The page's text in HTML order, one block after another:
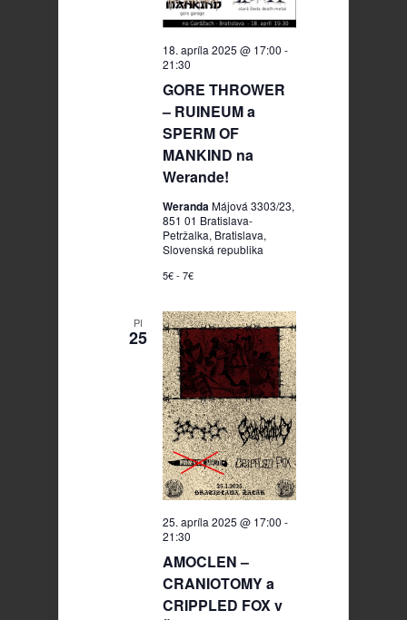
GORE THROWER
– RUINEUM a
SPERM OF
MANKIND na
Werande!
18. apríla 2025 @ 17:00 -
21:30
WerandaMájová 3303/23,
851 01 Bratislava-
Petržalka, Bratislava,
Slovenská republika
5€ - 7€
PI
25
AMOCLEN –
CRANIOTOMY a
CRIPPLED FOX v
25. apríla 2025 @ 17:00 -
21:30